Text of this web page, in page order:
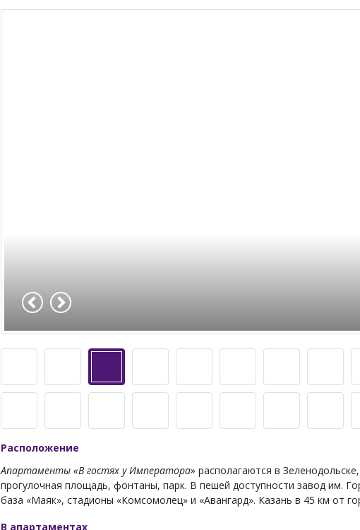
Расположение
Апартаменты «В гостях у Императора» располагаются в
прогулочная площадь, фонтаны, парк. В пешей доступности завод им.
база «Маяк», стадионы «Комсомолец» и «Авангард». Казань в 45 км от
В апартаментах